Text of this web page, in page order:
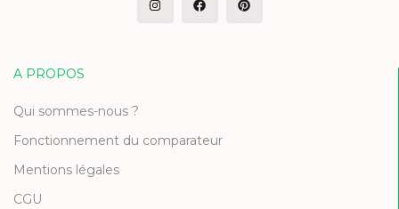
A PROPOS
Qui sommes-nous ?
Fonctionnement du comparateur
Mentions légales
CGU